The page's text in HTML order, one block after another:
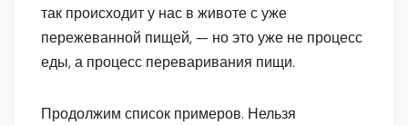
так происходит у нас в животе с уже
пережеванной пищей, — но это уже не процесс
еды, а процесс переваривания пищи.
Продолжим список примеров. Нельзя